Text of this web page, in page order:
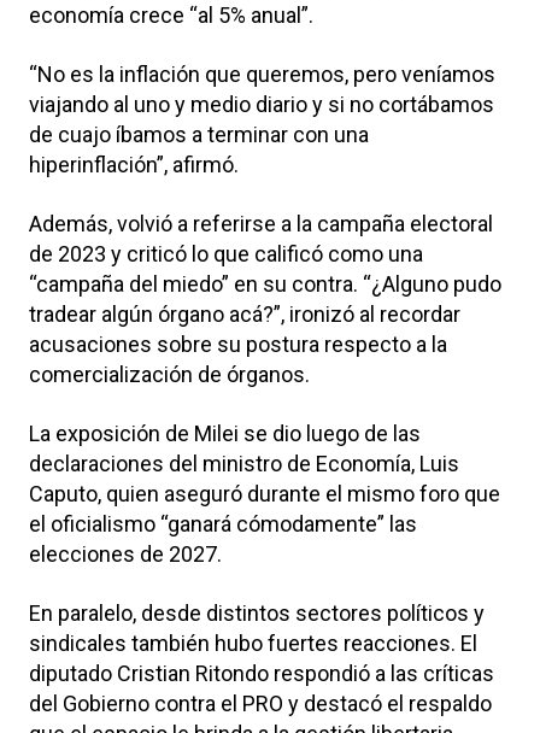
economía crece “al 5% anual”.
“No es la inflación que queremos, pero veníamos
viajando al uno y medio diario y si no cortábamos
de cuajo íbamos a terminar con una
hiperinflación”, afirmó.
Además, volvió a referirse a la campaña electoral
de 2023 y criticó lo que calificó como una
“campaña del miedo” en su contra. “¿Alguno pudo
tradear algún órgano acá?”, ironizó al recordar
acusaciones sobre su postura respecto a la
comercialización de órganos.
La exposición de Milei se dio luego de las
declaraciones del ministro de Economía, Luis
Caputo, quien aseguró durante el mismo foro que
el oficialismo “ganará cómodamente” las
elecciones de 2027.
En paralelo, desde distintos sectores políticos y
sindicales también hubo fuertes reacciones. El
diputado Cristian Ritondo respondió a las críticas
del Gobierno contra el PRO y destacó el respaldo